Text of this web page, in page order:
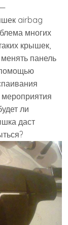
airbag
многих
крышек,
панель
ли
даст